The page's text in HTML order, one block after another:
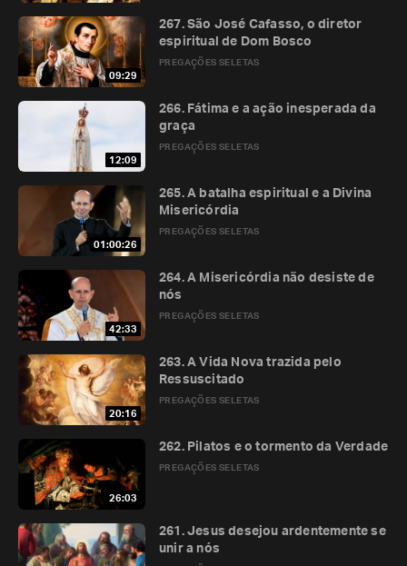
09:29
PREGAÇÕES SELETAS
267. São José Cafasso, o diretor
espiritual de Dom Bosco
12:09
PREGAÇÕES SELETAS
266. Fátima e a ação inesperada da
graça
01:00:26
PREGAÇÕES SELETAS
265. A batalha espiritual e a Divina
Misericórdia
42:33
PREGAÇÕES SELETAS
264. A Misericórdia não desiste de
nós
20:16
PREGAÇÕES SELETAS
263. A Vida Nova trazida pelo
Ressuscitado
26:03
PREGAÇÕES SELETAS
262. Pilatos e o tormento da Verdade
261. Jesus desejou ardentemente se
unir a nós